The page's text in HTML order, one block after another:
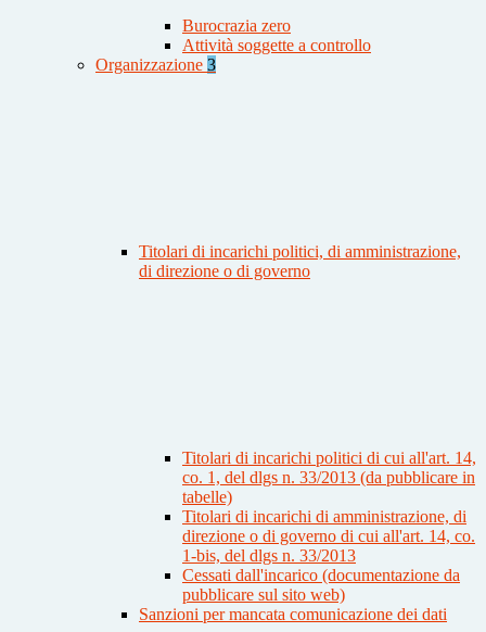
Burocrazia zero
Attività soggette a controllo
Organizzazione 3
Titolari di incarichi politici, di amministrazione,
di direzione o di governo
Titolari di incarichi politici di cui all'art. 14,
co. 1, del dlgs n. 33/2013 (da pubblicare in
tabelle)
Titolari di incarichi di amministrazione, di
direzione o di governo di cui all'art. 14, co.
1-bis, del dlgs n. 33/2013
Cessati dall'incarico (documentazione da
pubblicare sul sito web)
Sanzioni per mancata comunicazione dei dati